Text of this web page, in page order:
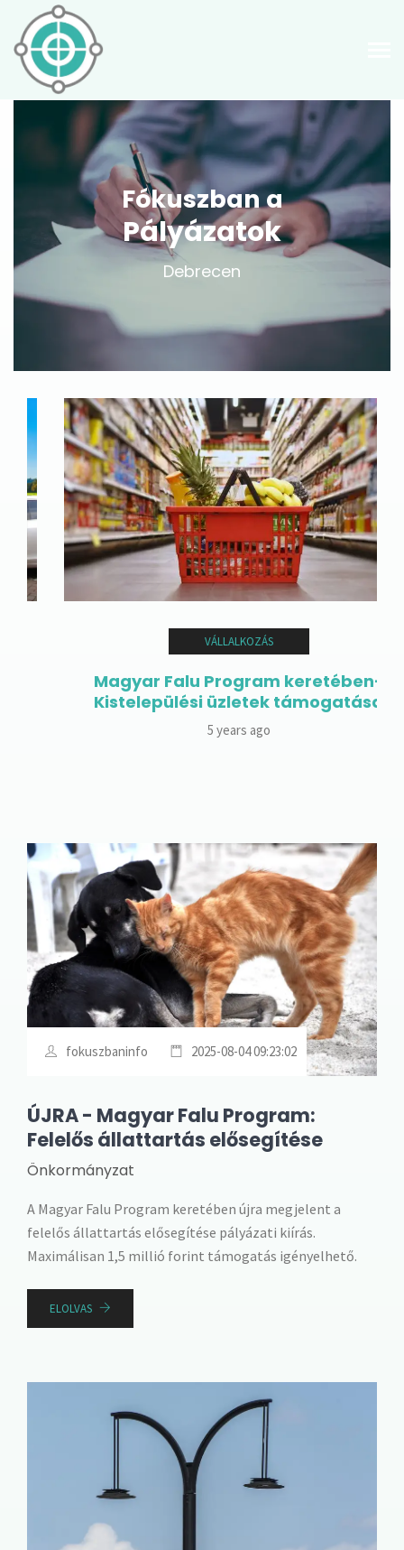
Fókuszban a
Pályázatok
Debrecen
VÁLLALKOZÁS
Magyar Falu Program keretében-
Kistelepülési üzletek támogatása
5 years ago
fokuszbaninfo 2025-08-04 09:23:02
ÚJRA - Magyar Falu Program:
Felelős állattartás elősegítése
Önkormányzat
A Magyar Falu Program keretében újra megjelent a
felelős állattartás elősegítése pályázati kiírás.
Maximálisan 1,5 millió forint támogatás igényelhető.
ELOLVAS